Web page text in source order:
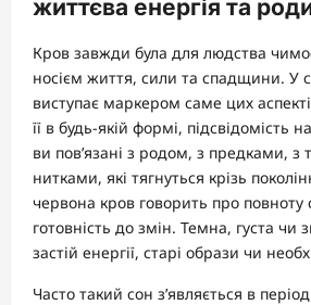
життєва енергія та
Кров завжди була для людства
носієм життя, сили та спадщини. У
виступає маркером саме цих
її в будь-якій формі, підсвідомість
ви пов’язані з родом, з предками,
нитками, які тягнуться крізь
червона кров говорить про повноту
готовність до змін. Темна, густа чи
застій енергії, старі образи чи
Часто такий сон з’являється в